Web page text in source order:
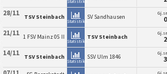
28/11 TSV Steinbach
Statistikk
SV Sandhausen
21/11 1 FSV Mainz 05 II
Statistikk
TSV Steinbach
14/11 TSV Steinbach
Statistikk
SSV Ulm 1846